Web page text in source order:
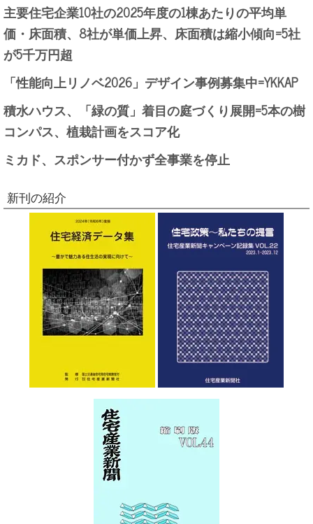
主要住宅企業10社の2025年度の1棟あたりの平均単
価・床面積、8社が単価上昇、床面積は縮小傾向=5社
が5千万円超
「性能向上リノベ2026」デザイン事例募集中=YKKAP
積水ハウス、「緑の質」着目の庭づくり展開=5本の樹
コンパス、植栽計画をスコア化
ミカド、スポンサー付かず全事業を停止
新刊の紹介